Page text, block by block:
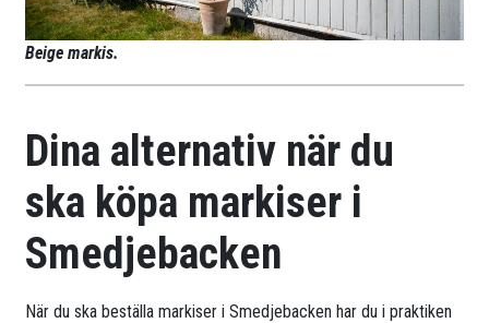
Beige markis.
Dina alternativ när du
ska köpa markiser i
Smedjebacken
När du ska beställa markiser i Smedjebacken har du i praktiken